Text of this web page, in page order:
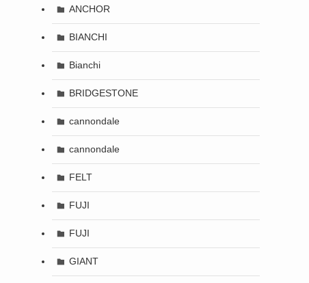
ANCHOR
BIANCHI
Bianchi
BRIDGESTONE
cannondale
cannondale
FELT
FUJI
FUJI
GIANT